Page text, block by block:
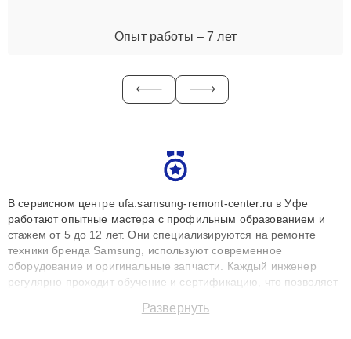
Опыт работы – 7 лет
В сервисном центре ufa.samsung-remont-center.ru в Уфе
работают опытные мастера с профильным образованием и
стажем от 5 до 12 лет. Они специализируются на ремонте
техники бренда Samsung, используют современное
оборудование и оригинальные запчасти. Каждый инженер
регулярно проходит обучение и сертификацию, что позволяет
технику с сохранением гарантии до 3 лет. Наши мастера
Развернуть